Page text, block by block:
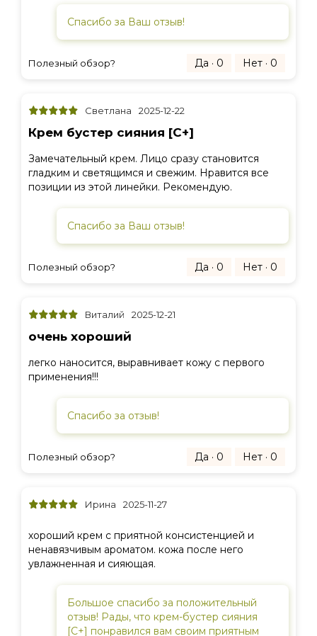
Спасибо за Ваш отзыв!
Полезный обзор? Да · 0 Нет · 0
Светлана 2025-12-22
Крем бустер сияния [C+]
Замечательный крем. Лицо сразу становится
гладким и светящимся и свежим. Нравится все
позиции из этой линейки. Рекомендую.
Спасибо за Ваш отзыв!
Полезный обзор? Да · 0 Нет · 0
Виталий 2025-12-21
очень хороший
легко наносится, выравнивает кожу с первого
применения!!!
Спасибо за отзыв!
Полезный обзор? Да · 0 Нет · 0
Ирина 2025-11-27
хороший крем с приятной консистенцией и
ненавязчивым ароматом. кожа после него
увлажненная и сияющая.
Большое спасибо за положительный
отзыв! Рады, что крем-бустер сияния
[C+] понравился вам своим приятным